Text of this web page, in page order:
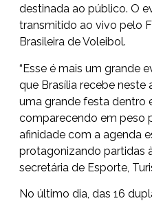
destinada ao público. O
transmitido ao vivo pelo
Brasileira de Voleibol.
“Esse é mais um grande
que Brasília recebe neste
uma grande festa dentro
comparecendo em peso
afinidade com a agenda
protagonizando partidas
secretária de Esporte,
No último dia, das 16